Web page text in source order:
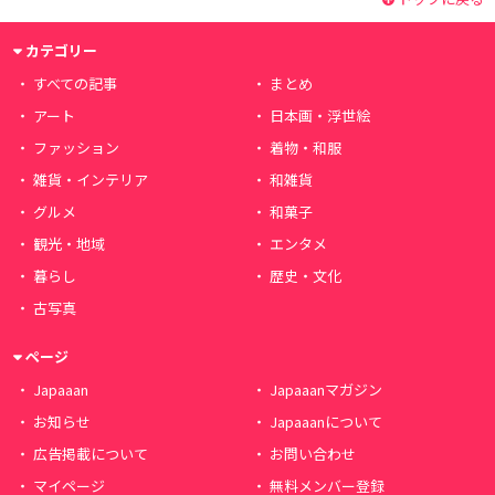
カテゴリー
すべての記事
まとめ
アート
日本画・浮世絵
ファッション
着物・和服
雑貨・インテリア
和雑貨
グルメ
和菓子
観光・地域
エンタメ
暮らし
歴史・文化
古写真
ページ
Japaaan
Japaaanマガジン
お知らせ
Japaaanについて
広告掲載について
お問い合わせ
マイページ
無料メンバー登録